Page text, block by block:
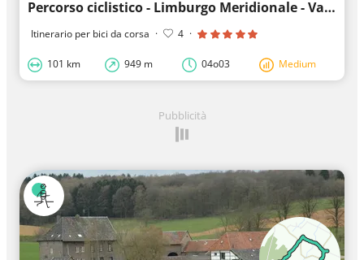
Percorso ciclistico - Limburgo Meridionale - Vaals - Schinveld - Vaals
Itinerario per bici da corsa · 4 ·
101 km 949 m 04o03 Medium
Pubblicità